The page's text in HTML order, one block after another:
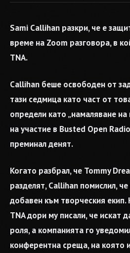
Sami Callihan разкри, че е
време на Zoom разговора, в
TNA.
Callihan беше освободен от
тази седмица като част от
определи като „намаляване
на участие в Busted Open
преминал денят.
Когато разбрал, че Tommy
разделят, Callihan помислил,
добавен към творческия екип.
TNA дори му писали, че искат
роля, а компанията го
конферентна среща, на която